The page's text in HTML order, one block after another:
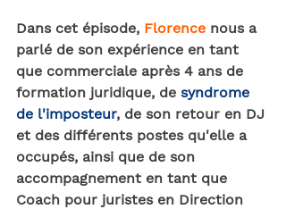
Dans cet épisode, Florence nous a
parlé de son expérience en tant
que commerciale après 4 ans de
formation juridique, de syndrome
de l'imposteur, de son retour en DJ
et des différents postes qu'elle a
occupés, ainsi que de son
accompagnement en tant que
Coach pour juristes en Direction